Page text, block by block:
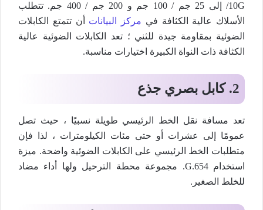
/10G إلى 25 جم / 100 جم و 200 جم / 400 جم. تتطلب
الأسلاك عالية الكثافة في مركز البيانات أن تتمتع الكابلات
الضوئية بمقاومة جيدة للثني ؛ تعد الكابلات الضوئية عالية
الكثافة ذات النواة الكبيرة اختيارات مناسبة.
2. كابل بصري جذع
تعد مسافة نقل الخط الرئيسي طويلة نسبيًا ، حيث تصل
عمومًا إلى عشرات أو حتى مئات الكيلومترات ، لذا فإن
متطلبات الخط الرئيسي على الكابلات الضوئية واضحة. ميزة
استخدام G.654. مجموعة محطة الترحيل ولها أداء مضاد
للخلط الصغير.